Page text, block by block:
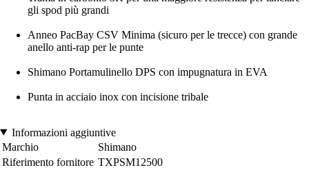
gli spod più grandi
Anneo PacBay CSV Minima (sicuro per le trecce) con grande
anello anti-rap per le punte
Shimano Portamulinello DPS con impugnatura in EVA
Punta in acciaio inox con incisione tribale
Informazioni aggiuntive
Marchio
Shimano
Riferimento fornitore TXPSM12500